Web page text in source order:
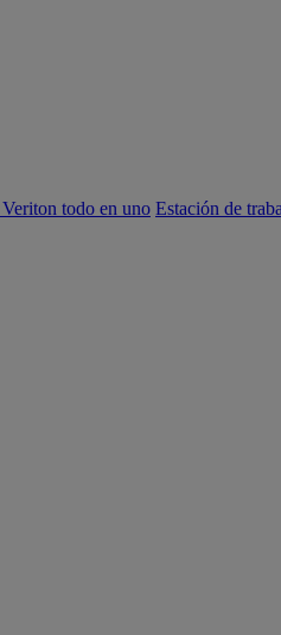
todo en uno Estación de